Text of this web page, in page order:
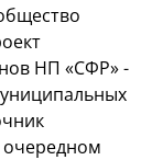
НП «СФР» -
очередном